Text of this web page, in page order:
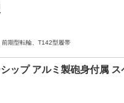
期型転輪、T142型履帯
ップ アルミ製砲身付属